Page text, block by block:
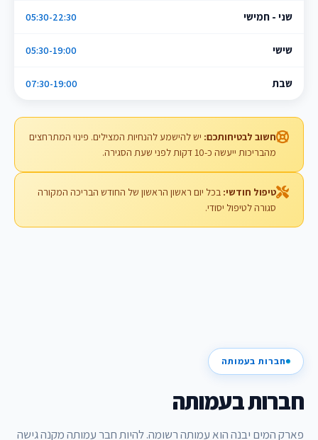
שני - חמישי 05:30-22:30
שישי 05:30-19:00
שבת 07:30-19:00
חשוב לבטיחותכם: יש להישמע להנחיות המצילים. פינוי המתרחצים
מהבריכות ייעשה כ-10 דקות לפני שעת הסגירה.
טיפול חודשי: בכל יום ראשון הראשון של החודש הבריכה המקורה
סגורה לטיפול יסודי.
חברות בעמותה
חברות בעמותה
פארק המים יבנה הוא עמותה רשומה. להיות חבר עמותה מקנה גישה